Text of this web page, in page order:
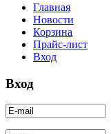
Главная
Новости
Корзина
Прайс-лист
Вход
Вход